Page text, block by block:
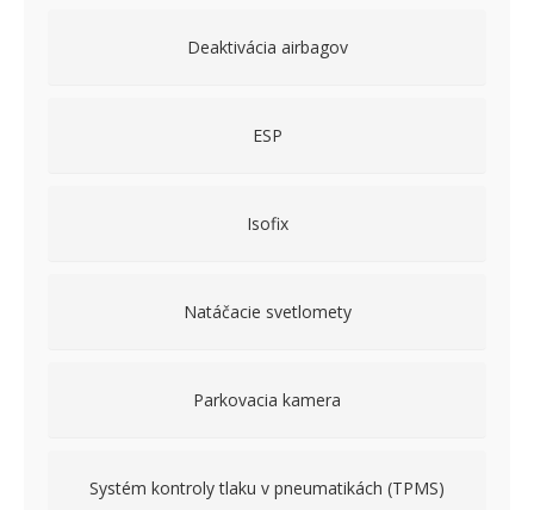
Isofix
Natáčacie svetlomety
Parkovacia kamera
Systém kontroly tlaku v pneumatikách (TPMS)
Asistent jazdného pruhu
Asistent rozjazdu do kopca